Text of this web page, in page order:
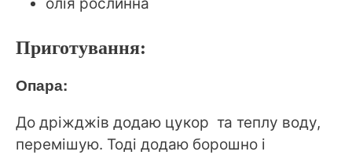
Приготування:
Опара:
До дріжджів додаю цукор та теплу воду,
перемішую. Тоді додаю борошно і